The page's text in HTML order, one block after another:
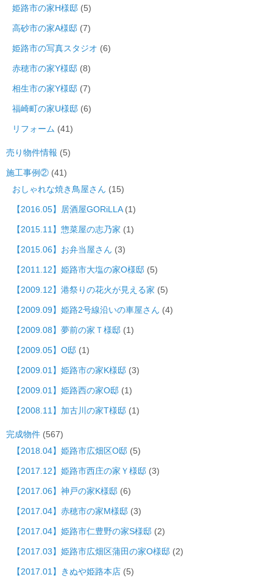
姫路市の家H様邸 (5)
高砂市の家A様邸 (7)
姫路市の写真スタジオ (6)
赤穂市の家Y様邸 (8)
相生市の家Y様邸 (7)
福崎町の家U様邸 (6)
リフォーム (41)
売り物件情報 (5)
施工事例② (41)
おしゃれな焼き鳥屋さん (15)
【2016.05】居酒屋GORiLLA(1)
【2015.11】惣菜屋の志乃家 (1)
【2015.06】お弁当屋さん (3)
【2011.12】姫路市大塩の家O様邸 (5)
【2009.12】港祭りの花火が見える家 (5)
【2009.09】姫路2号線沿いの車屋さん (4)
【2009.08】夢前の家Ｔ様邸 (1)
【2009.05】O邸 (1)
【2009.01】姫路市の家K様邸 (3)
【2009.01】姫路西の家O邸 (1)
【2008.11】加古川の家T様邸 (1)
完成物件 (567)
【2018.04】姫路市広畑区O邸 (5)
【2017.12】姫路市西庄の家Ｙ様邸 (3)
【2017.06】神戸の家K様邸 (6)
【2017.04】赤穂市の家M様邸 (3)
【2017.04】姫路市仁豊野の家S様邸 (2)
【2017.03】姫路市広畑区蒲田の家O様邸 (2)
【2017.01】きぬや姫路本店 (5)